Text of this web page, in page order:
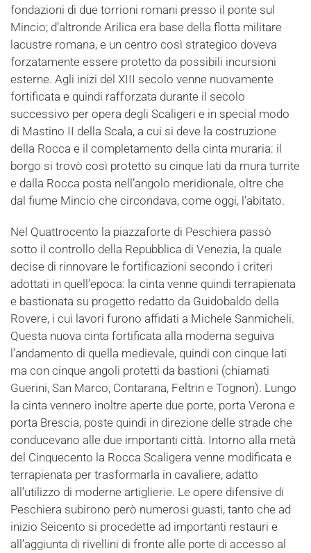
fondazioni di due torrioni romani presso il ponte sul
Mincio; d’altronde Arilica era base della flotta militare
lacustre romana, e un centro così strategico doveva
forzatamente essere protetto da possibili incursioni
esterne. Agli inizi del XIII secolo venne nuovamente
fortificata e quindi rafforzata durante il secolo
successivo per opera degli Scaligeri e in special modo
di Mastino II della Scala, a cui si deve la costruzione
della Rocca e il completamento della cinta muraria: il
borgo si trovò così protetto su cinque lati da mura turrite
e dalla Rocca posta nell’angolo meridionale, oltre che
dal fiume Mincio che circondava, come oggi, l’abitato.
Nel Quattrocento la piazzaforte di Peschiera passò
sotto il controllo della Repubblica di Venezia, la quale
decise di rinnovare le fortificazioni secondo i criteri
adottati in quell’epoca: la cinta venne quindi terrapienata
e bastionata su progetto redatto da Guidobaldo della
Rovere, i cui lavori furono affidati a Michele Sanmicheli.
Questa nuova cinta fortificata alla moderna seguiva
l’andamento di quella medievale, quindi con cinque lati
ma con cinque angoli protetti da bastioni (chiamati
Guerini, San Marco, Contarana, Feltrin e Tognon). Lungo
la cinta vennero inoltre aperte due porte, porta Verona e
porta Brescia, poste quindi in direzione delle strade che
conducevano alle due importanti città. Intorno alla metà
del Cinquecento la Rocca Scaligera venne modificata e
terrapienata per trasformarla in cavaliere, adatto
all’utilizzo di moderne artiglierie. Le opere difensive di
Peschiera subirono però numerosi guasti, tanto che ad
inizio Seicento si procedette ad importanti restauri e
all’aggiunta di rivellini di fronte alle porte di accesso al